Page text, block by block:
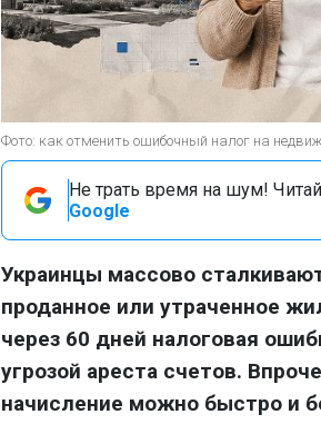
Фото: как отменить ошибочный налог на
Не трать время на шум! Читай
Google
Украинцы массово
проданное или утраченное
через 60 дней налоговая
угрозой ареста счетов.
начисление можно быстро и